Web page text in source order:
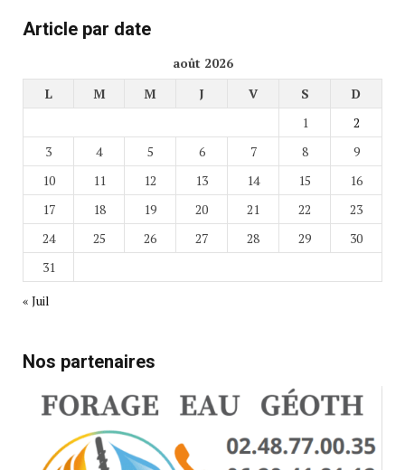
Article par date
août 2026
L
M M J V S
D
1
2
3
4 5 6 7 8
9
10
11 12 13 14 15
16
17
18 19 20 21 22
23
24
25 26 27 28 29
30
31
« Juil
Nos partenaires